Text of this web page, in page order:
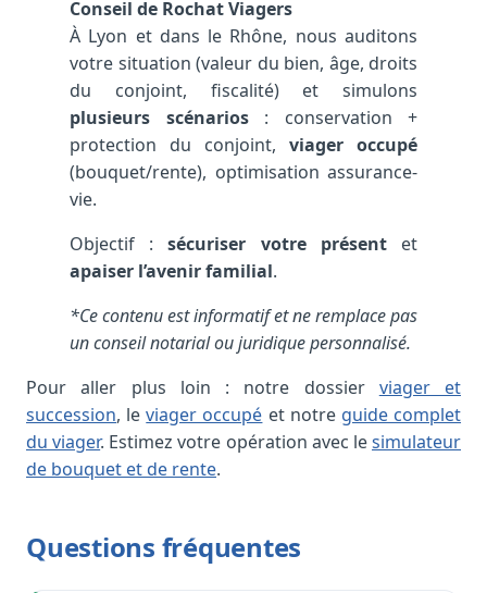
Conseil de Rochat Viagers
À Lyon et dans le Rhône, nous auditons
votre situation (valeur du bien, âge, droits
du conjoint, fiscalité) et simulons
plusieurs scénarios: conservation +
protection du conjoint, viager occupé
(bouquet/rente), optimisation assurance-
vie.
Objectif :sécuriser votre présentet
apaiser l’avenir familial.
*Ce contenu est informatif et ne remplace pas
un conseil notarial ou juridique personnalisé.
Pour aller plus loin : notre dossier viager et
succession, leviager occupé et notre guide complet
du viager. Estimez votre opération avec lesimulateur
de bouquet et de rente.
Questions fréquentes